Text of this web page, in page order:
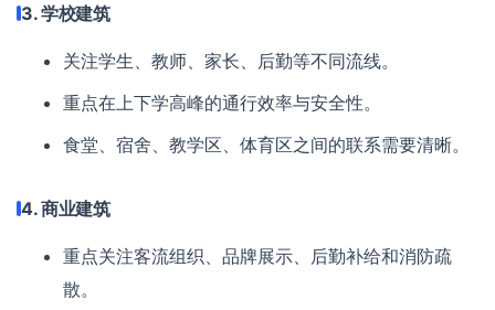
3. 学校建筑
关注学生、教师、家长、后勤等不同流线。
重点在上下学高峰的通行效率与安全性。
食堂、宿舍、教学区、体育区之间的联系需要清晰。
4. 商业建筑
重点关注客流组织、品牌展示、后勤补给和消防疏
散。